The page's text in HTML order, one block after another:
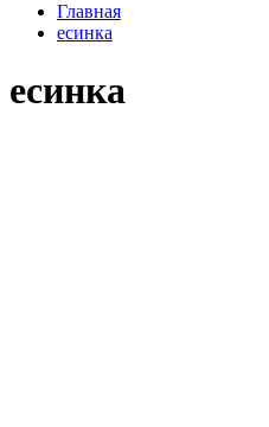
Главная
есинка
есинка